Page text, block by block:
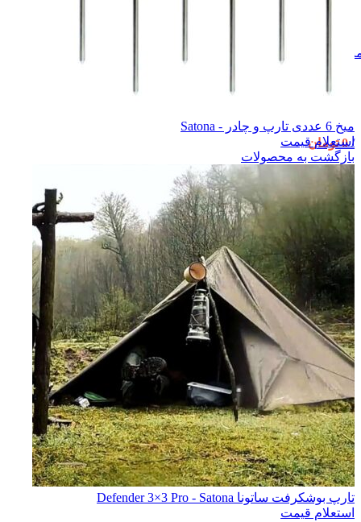
/
0 تومان
میخ 6 عددی تارپ و چادر - Satona
استعلام قیمت
بازگشت به محصولات
تارپ بوشکرفت ساتونا Defender 3×3 Pro - Satona
استعلام قیمت